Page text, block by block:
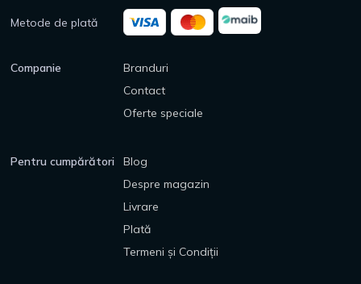
Metode de plată
Companie
Branduri
Contact
Oferte speciale
Pentru cumpărători
Blog
Despre magazin
Livrare
Plată
Termeni și Condiții